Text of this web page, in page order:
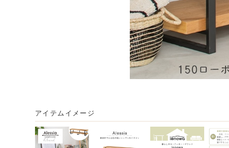
アイテムイメージ